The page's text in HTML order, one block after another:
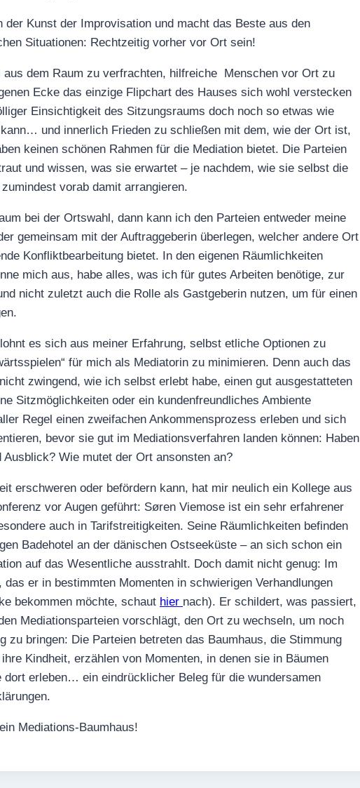
Kunst der Improvisation und macht das Beste aus den
Situationen: Rechtzeitig vorher vor Ort sein!
dem Raum zu verfrachten, hilfreiche Menschen vor Ort zu
Ecke das einzige Flipchart des Hauses sich wohl verstecken
Einsichtigkeit des Sitzungsraums doch noch so etwas wie
und innerlich Frieden zu schließen mit dem, wie der Ort ist,
keinen schönen Rahmen für die Mediation bietet. Die Parteien
und wissen, was sie erwartet – je nachdem, wie sie selbst die
vorab damit arrangieren.
bei der Ortswahl, dann kann ich den Parteien entweder meine
gemeinsam mit der Auftraggeberin überlegen, welcher andere Ort
Konfliktbearbeitung bietet. In den eigenen Räumlichkeiten
mich aus, habe alles, was ich für gutes Arbeiten benötige, zur
nicht zuletzt auch die Rolle als Gastgeberin nutzen, um für einen
es sich aus meiner Erfahrung, selbst etliche Optionen zu
für mich als Mediatorin zu minimieren. Denn auch das
zwingend, wie ich selbst erlebt habe, einen gut ausge­statteten
Sitzmöglichkeiten oder ein kundenfreundliches Am­biente
Regel einen zweifachen Ankommensprozess erleben und sich
bevor sie gut im Mediationsverfahren landen können: Haben
Wie mutet der Ort ansonsten an?
erschweren oder befördern kann, hat mir neulich ein Kollege aus
vor Augen geführt: Søren Viemose ist ein sehr erfah­rener
auch in Tarifstreitigkeiten. Seine Räumlichkeiten befinden
Badehotel an der dänischen Ostseeküste – an sich schon ein
auf das Wesentliche ausstrahlt. Doch damit nicht genug: Im
er in bestimmten Momenten in schwierigen Verhandlungen
bekommen möchte, schaut hier nach). Er schildert, was passiert,
Mediationsparteien vorschlägt, den Ort zu wechseln, um noch
zu bringen: Die Parteien betreten das Baumhaus, die Stimmung
Kindheit, erzählen von Momenten, in denen sie in Bäumen
dort erleben… ein eindrücklicher Beleg für die wundersamen
Mediations-Baumhaus!